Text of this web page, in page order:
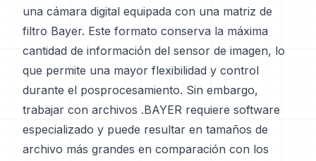
una cámara digital equipada con una matriz de
filtro Bayer. Este formato conserva la máxima
cantidad de información del sensor de imagen, lo
que permite una mayor flexibilidad y control
durante el posprocesamiento. Sin embargo,
trabajar con archivos .BAYER requiere software
especializado y puede resultar en tamaños de
archivo más grandes en comparación con los